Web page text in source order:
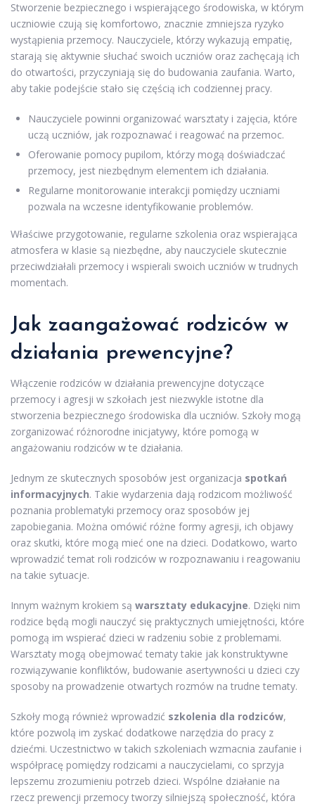
Stworzenie bezpiecznego i wspierającego środowiska, w którym
uczniowie czują się komfortowo, znacznie zmniejsza ryzyko
wystąpienia przemocy. Nauczyciele, którzy wykazują empatię,
starają się aktywnie słuchać swoich uczniów oraz zachęcają ich
do otwartości, przyczyniają się do budowania zaufania. Warto,
aby takie podejście stało się częścią ich codziennej pracy.
Nauczyciele powinni organizować warsztaty i zajęcia, które
uczą uczniów, jak rozpoznawać i reagować na przemoc.
Oferowanie pomocy pupilom, którzy mogą doświadczać
przemocy, jest niezbędnym elementem ich działania.
Regularne monitorowanie interakcji pomiędzy uczniami
pozwala na wczesne identyfikowanie problemów.
Właściwe przygotowanie, regularne szkolenia oraz wspierająca
atmosfera w klasie są niezbędne, aby nauczyciele skutecznie
przeciwdziałali przemocy i wspierali swoich uczniów w trudnych
momentach.
Jak zaangażować rodziców w
działania prewencyjne?
Włączenie rodziców w działania prewencyjne dotyczące
przemocy i agresji w szkołach jest niezwykle istotne dla
stworzenia bezpiecznego środowiska dla uczniów. Szkoły mogą
zorganizować różnorodne inicjatywy, które pomogą w
angażowaniu rodziców w te działania.
Jednym ze skutecznych sposobów jest organizacja spotkań
informacyjnych. Takie wydarzenia dają rodzicom możliwość
poznania problematyki przemocy oraz sposobów jej
zapobiegania. Można omówić różne formy agresji, ich objawy
oraz skutki, które mogą mieć one na dzieci. Dodatkowo, warto
wprowadzić temat roli rodziców w rozpoznawaniu i reagowaniu
na takie sytuacje.
Innym ważnym krokiem są warsztaty edukacyjne. Dzięki nim
rodzice będą mogli nauczyć się praktycznych umiejętności, które
pomogą im wspierać dzieci w radzeniu sobie z problemami.
Warsztaty mogą obejmować tematy takie jak konstruktywne
rozwiązywanie konfliktów, budowanie asertywności u dzieci czy
sposoby na prowadzenie otwartych rozmów na trudne tematy.
Szkoły mogą również wprowadzić szkolenia dla rodziców,
które pozwolą im zyskać dodatkowe narzędzia do pracy z
dziećmi. Uczestnictwo w takich szkoleniach wzmacnia zaufanie i
współpracę pomiędzy rodzicami a nauczycielami, co sprzyja
lepszemu zrozumieniu potrzeb dzieci. Wspólne działanie na
rzecz prewencji przemocy tworzy silniejszą społeczność, która